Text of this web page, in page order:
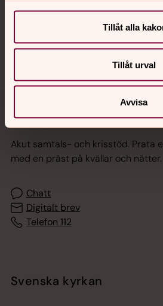
Tillåt alla
Tillåt urval
Avvisa
Jourhavande präst
Akut samtals- och krisstöd. Prata
med en präst på kvällar och nätter.
Chatt
Digitalt brev
Telefon 112
Svenska kyrkan